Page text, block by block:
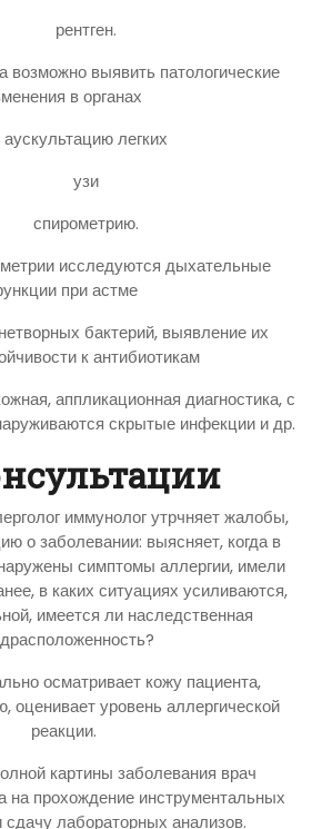
рентген.
выявить патологические
в органах
аускультацию легких
узи
спирометрию.
исследуются дыхательные
при астме
бактерий, выявление их
к антибиотикам
аппликационная диагностика, с
скрытые инфекции и др.
иммунолог утрчняет жалобы,
о заболевании: выясняет, когда в
симптомы аллергии, имели
в каких ситуациях усиливаются,
имеется ли наследственная
осматривает кожу пациента,
оценивает уровень аллергической
реакции.
картины заболевания врач
на прохождение инструментальных
сдачу лабораторных анализов.